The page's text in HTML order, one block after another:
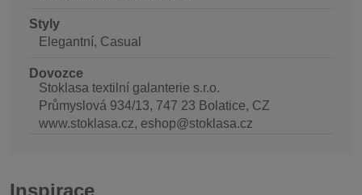
Styly
Elegantní, Casual
Dovozce
Stoklasa textilní galanterie s.r.o.
Průmyslová 934/13, 747 23 Bolatice, CZ
www.stoklasa.cz, eshop@stoklasa.cz